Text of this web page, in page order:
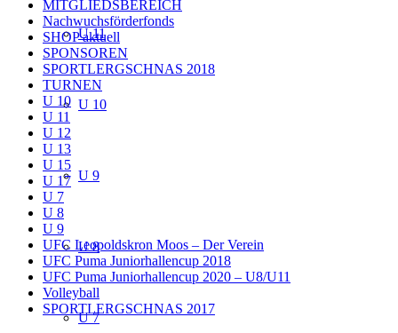
U 11
U 10
U 9
U 8
U 7
MITGLIEDSBEREICH
Nachwuchsförderfonds
SHOP aktuell
SPONSOREN
SPORTLERGSCHNAS 2018
TURNEN
U 10
U 11
U 12
U 13
U 15
U 17
U 7
U 8
U 9
UFC Leopoldskron Moos – Der Verein
UFC Puma Juniorhallencup 2018
UFC Puma Juniorhallencup 2020 – U8/U11
Volleyball
SPORTLERGSCHNAS 2017